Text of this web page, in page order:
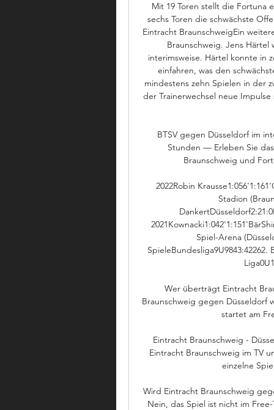
Mit 19 Toren stellt die Fortuna
sechs Toren die schwächste
Eintracht BraunschweigEin
Braunschweig. Jens
interimsweise. Härtel konnte in
einfahren, was den
mindestens zehn Spielen in der
der Trainerwechsel neue
BTSV gegen Düsseldorf im
Stunden — Erleben Sie
Braunschweig und
2022Robin
Stadion
Spiel-Arena
SpieleBundesliga9U9843:42262.
Wer überträgt Eintracht
Braunschweig gegen Düsseldorf
startet am
Eintracht Braunschweig -
Eintracht Braunschweig im TV
einzelne
Wird Eintracht Braunschweig
Nein, das Spiel ist nicht im